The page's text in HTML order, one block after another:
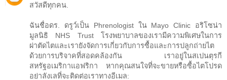
สวัสดีทุกคน.
ฉันชื่อดร. ดรูว์เป็น Phrenologist ใน Mayo Clinic อริโซน่า
มูลนิธิ NHS Trust โรงพยาบาลของเรามีความพิเศษในการ
ผ่าตัดไตและเรายังจัดการเกี่ยวกับการซื้อและการปลูกถ่ายไต
ด้วยการบริจาคที่สอดคล้องกัน เราอยู่ในสเปนตุรกี
สหรัฐอเมริกาแอฟริกา หากคุณสนใจที่จะขายหรือซื้อไตโปรด
อย่าลังเลที่จะติดต่อเราทางอีเมล: